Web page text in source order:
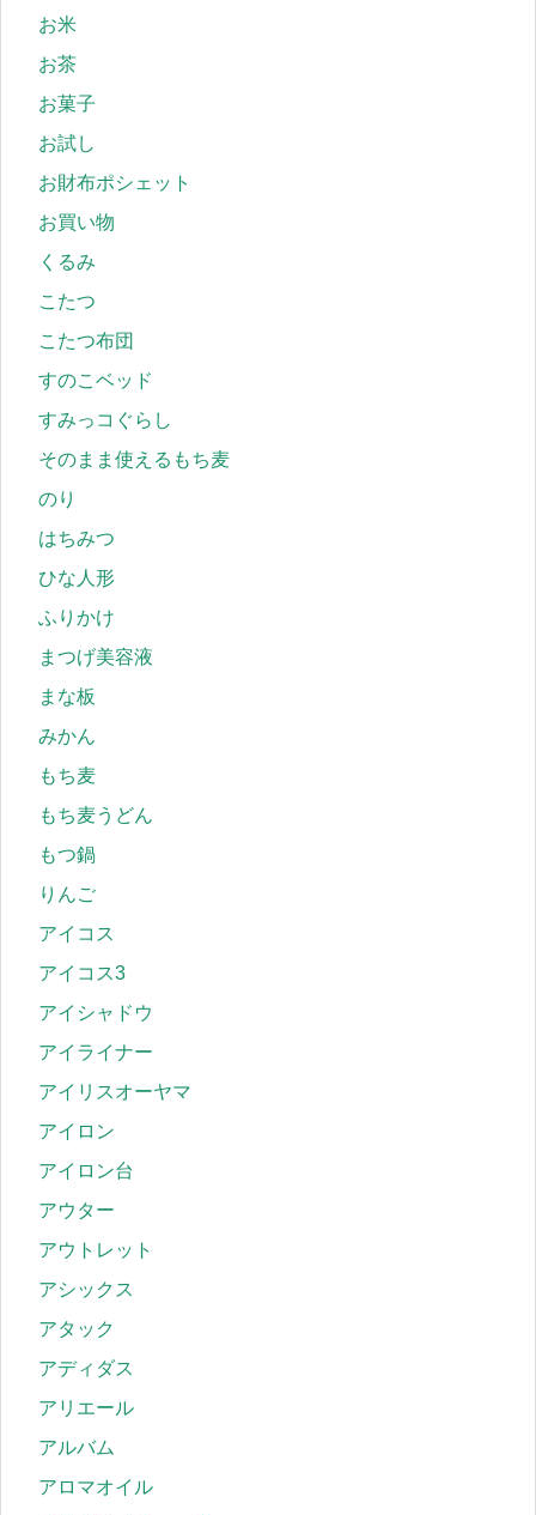
お米
お茶
お菓子
お試し
お財布ポシェット
お買い物
くるみ
こたつ
こたつ布団
すのこベッド
すみっコぐらし
そのまま使えるもち麦
のり
はちみつ
ひな人形
ふりかけ
まつげ美容液
まな板
みかん
もち麦
もち麦うどん
もつ鍋
りんご
アイコス
アイコス3
アイシャドウ
アイライナー
アイリスオーヤマ
アイロン
アイロン台
アウター
アウトレット
アシックス
アタック
アディダス
アリエール
アルバム
アロマオイル